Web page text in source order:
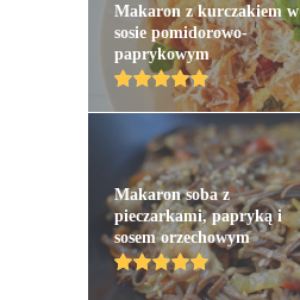
Makaron z kurczakiem w
sosie pomidorowo-
paprykowym
Makaron soba z
pieczarkami, papryką i
sosem orzechowym